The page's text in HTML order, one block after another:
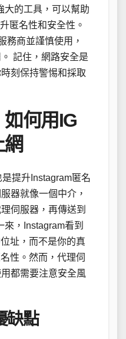
大的工具，可以幫助
匿名性和安全性。
務商並謹慎使用，
記住，網路安全是
刻保持警惕和採取
何用IG
提升Instagram匿名
器就像一個中介，
伺服器，再傳送到
來，Instagram看到
址，而不是你的真
性。然而，代理伺
都需要注意安全風
缺點